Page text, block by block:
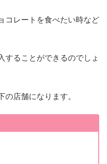
コレートを食べたい時など
することができるのでしょ
店舗になります。